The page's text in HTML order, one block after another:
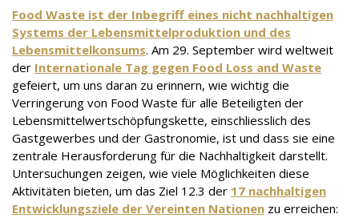
Food Waste ist der Inbegriff eines nicht nachhaltigen
Systems der Lebensmittelproduktion und des
Lebensmittelkonsums. Am 29. September wird weltweit
der Internationale Tag gegen Food Loss and Waste
gefeiert, um uns daran zu erinnern, wie wichtig die
Verringerung von Food Waste für alle Beteiligten der
Lebensmittelwertschöpfungskette, einschliesslich des
Gastgewerbes und der Gastronomie, ist und dass sie eine
zentrale Herausforderung für die Nachhaltigkeit darstellt.
Untersuchungen zeigen, wie viele Möglichkeiten diese
Aktivitäten bieten, um das Ziel 12.3 der 17 nachhaltigen
Entwicklungsziele der Vereinten Nationen zu erreichen: